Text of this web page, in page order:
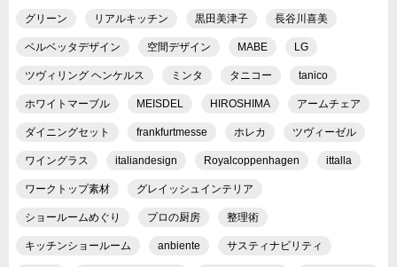
グリーン リアルキッチン 黒田美津子 長谷川喜美
ベルベッタデザイン 空間デザイン MABE LG
ツヴィリング ヘンケルス ミンタ タニコー tanico
ホワイトマーブル MEISDEL HIROSHIMA アームチェア
ダイニングセット frankfurtmesse ホレカ ツヴィーゼル
ワイングラス italiandesign Royalcoppenhagen ittalla
ワークトップ素材 グレイッシュインテリア
ショールームめぐり プロの厨房 整理術
キッチンショールーム anbiente サスティナビリティ